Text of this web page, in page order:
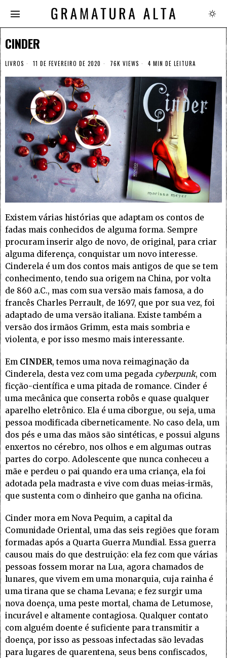
CINDER
LIVROS 11 DE FEVEREIRO DE 2020 76K VIEWS 4 MIN DE LEITURA
Existem várias histórias que adaptam os contos de
fadas mais conhecidos de alguma forma. Sempre
procuram inserir algo de novo, de original, para criar
alguma diferença, conquistar um novo interesse.
Cinderela é um dos contos mais antigos de que se tem
conhecimento, tendo sua origem na China, por volta
de 860 a.C., mas com sua versão mais famosa, a do
francês Charles Perrault, de 1697, que por sua vez, foi
adaptado de uma versão italiana. Existe também a
versão dos irmãos Grimm, esta mais sombria e
violenta, e por isso mesmo mais interessante.
Em CINDER, temos uma nova reimaginação da
Cinderela, desta vez com uma pegada cyberpunk, com
ficção-científica e uma pitada de romance. Cinder é
uma mecânica que conserta robôs e quase qualquer
aparelho eletrônico. Ela é uma ciborgue, ou seja, uma
pessoa modificada ciberneticamente. No caso dela, um
dos pés e uma das mãos são sintéticas, e possui alguns
enxertos no cérebro, nos olhos e em algumas outras
partes do corpo. Adolescente que nunca conheceu a
mãe e perdeu o pai quando era uma criança, ela foi
adotada pela madrasta e vive com duas meias-irmãs,
que sustenta com o dinheiro que ganha na oficina.
Cinder mora em Nova Pequim, a capital da
Comunidade Oriental, uma das seis regiões que foram
formadas após a Quarta Guerra Mundial. Essa guerra
causou mais do que destruição: ela fez com que várias
pessoas fossem morar na Lua, agora chamados de
lunares, que vivem em uma monarquia, cuja rainha é
uma tirana que se chama Levana; e fez surgir uma
nova doença, uma peste mortal, chama de Letumose,
incurável e altamente contagiosa. Qualquer contato
com alguém doente é suficiente para transmitir a
doença, por isso as pessoas infectadas são levadas
para lugares de quarentena, seus bens confiscados,